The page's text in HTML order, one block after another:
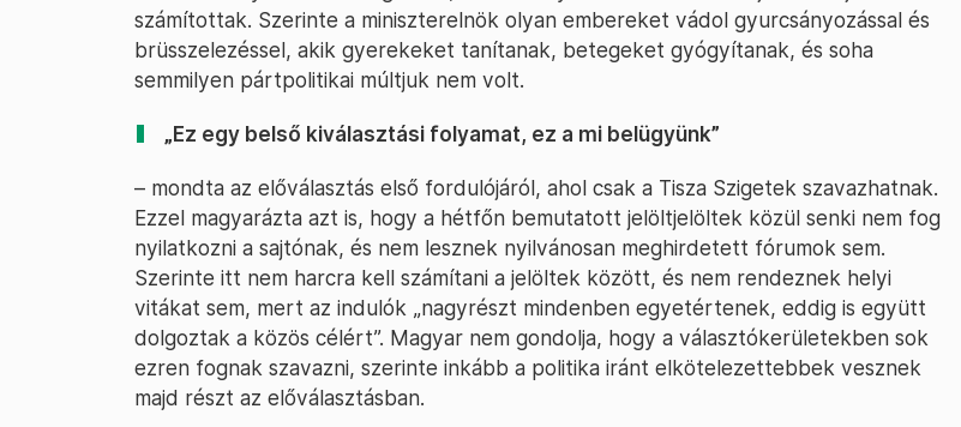
számítottak. Szerinte a miniszterelnök olyan embereket vádol gyurcsányozással és
brüsszelezéssel, akik gyerekeket tanítanak, betegeket gyógyítanak, és soha
semmilyen pártpolitikai múltjuk nem volt.
„Ez egy belső kiválasztási folyamat, ez a mi belügyünk”
– mondta az előválasztás első fordulójáról, ahol csak a Tisza Szigetek szavazhatnak.
Ezzel magyarázta azt is, hogy a hétfőn bemutatott jelöltjelöltek közül senki nem fog
nyilatkozni a sajtónak, és nem lesznek nyilvánosan meghirdetett fórumok sem.
Szerinte itt nem harcra kell számítani a jelöltek között, és nem rendeznek helyi
vitákat sem, mert az indulók „nagyrészt mindenben egyetértenek, eddig is együtt
dolgoztak a közös célért”. Magyar nem gondolja, hogy a választókerületekben sok
ezren fognak szavazni, szerinte inkább a politika iránt elkötelezettebbek vesznek
majd részt az előválasztásban.